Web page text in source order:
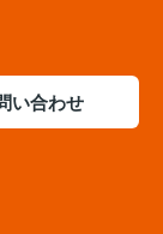
い合わせ